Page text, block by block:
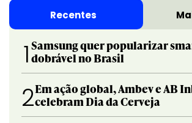
Recentes
1 Samsung quer popularizar
dobrável no Brasil
2Em ação global, Ambev e AB
celebram Dia da Cerveja